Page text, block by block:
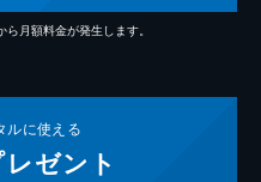
月額料金が発生します。
ルに使える
ゼント